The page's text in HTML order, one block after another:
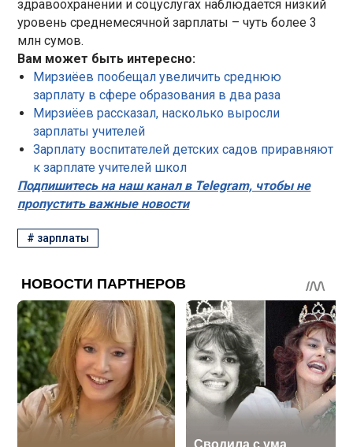
здравоохранении и соцуслугах наблюдается низкий
уровень среднемесячной зарплаты – чуть более 3
млн сумов.
Вам может быть интересно:
Мирзиёев пообещал увеличить среднюю
зарплату в сфере образования в два раза
Мирзиёев рассказал, насколько выросли
зарплаты учителей
Зарплату воспитателей детских садов приравняют
к зарплате учителей школ
Подпишитесь на наш канал в Telegram, чтобы не
пропустить важные новости
# зарплаты